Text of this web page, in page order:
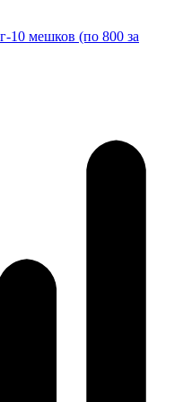
10 мешков (по 800 за